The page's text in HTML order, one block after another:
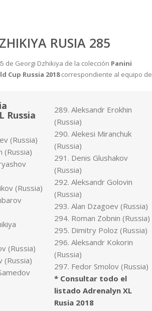
RUSIA 285
de Georgi Dzhikiya de la colección Panini
Cup Russia 2018correspondiente al equipo de
Russia
(Russia)
(Russia)
(Russia)
(Russia)
(Russia)
289. Aleksandr Erokhin
(Russia)
290. Alekesi Miranchuk
(Russia)
291. Denis Glushakov
(Russia)
292. Aleksandr Golovin
(Russia)
293. Alan Dzagoev (Russia)
294. Roman Zobnin (Russia)
295. Dimitry Poloz (Russia)
296. Aleksandr Kokorin
(Russia)
297. Fedor Smolov (Russia)
* Consultar todo el
listado Adrenalyn XL
Rusia 2018